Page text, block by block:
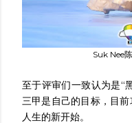
Suk Nee
至于评审们一致认为是“
三甲是自己的目标，目
人生的新开始。